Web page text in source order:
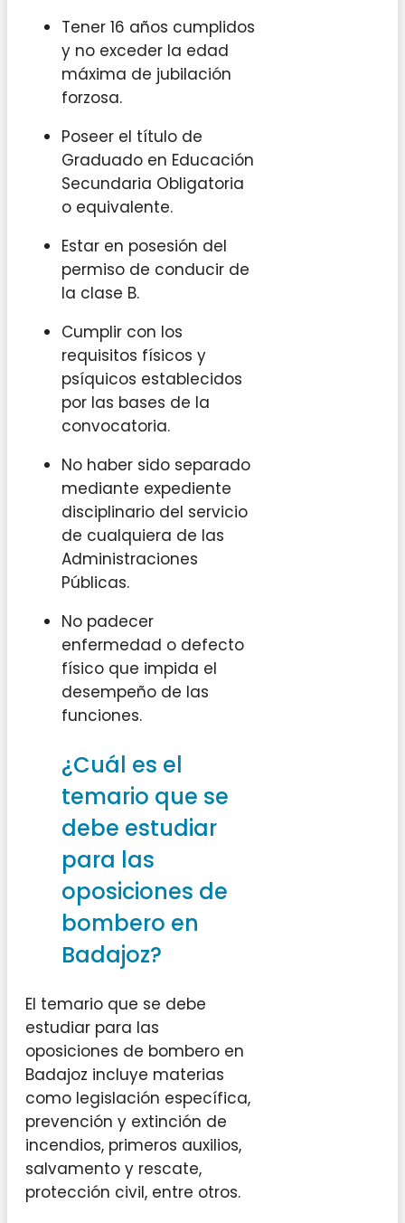
Tener 16 años cumplidos
y no exceder la edad
máxima de jubilación
forzosa.
Poseer el título de
Graduado en Educación
Secundaria Obligatoria
o equivalente.
Estar en posesión del
permiso de conducir de
la clase B.
Cumplir con los
requisitos físicos y
psíquicos establecidos
por las bases de la
convocatoria.
No haber sido separado
mediante expediente
disciplinario del servicio
de cualquiera de las
Administraciones
Públicas.
No padecer
enfermedad o defecto
físico que impida el
desempeño de las
funciones.
¿Cuál es el
temario que se
debe estudiar
para las
oposiciones de
bombero en
Badajoz?
El temario que se debe
estudiar para las
oposiciones de bombero en
Badajoz incluye materias
como legislación específica,
prevención y extinción de
incendios, primeros auxilios,
salvamento y rescate,
protección civil, entre otros.